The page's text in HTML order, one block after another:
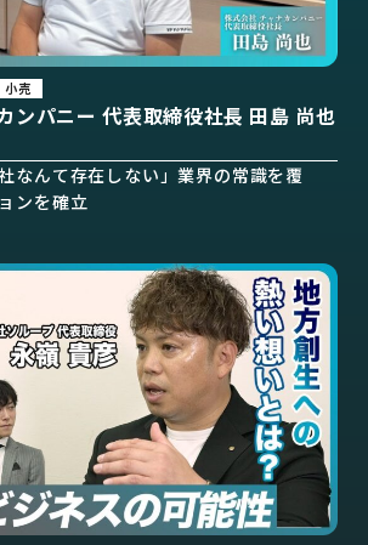
小売
ンパニー 代表取締役社長 田島 尚也
なんて存在しない」業界の常識を覆
ンを確立